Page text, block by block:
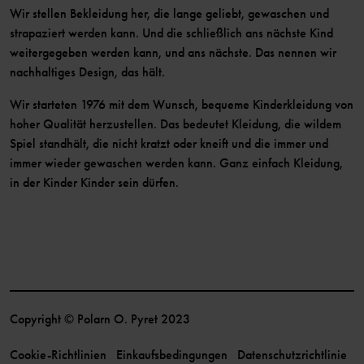
Wir stellen Bekleidung her, die lange geliebt, gewaschen und
strapaziert werden kann. Und die schließlich ans nächste Kind
weitergegeben werden kann, und ans nächste. Das nennen wir
nachhaltiges Design, das hält.
Wir starteten 1976 mit dem Wunsch, bequeme Kinderkleidung von
hoher Qualität herzustellen. Das bedeutet Kleidung, die wildem
Spiel standhält, die nicht kratzt oder kneift und die immer und
immer wieder gewaschen werden kann. Ganz einfach Kleidung,
in der Kinder Kinder sein dürfen.
Copyright © Polarn O. Pyret 2023
Cookie-Richtlinien Einkaufsbedingungen Datenschutzrichtlinie